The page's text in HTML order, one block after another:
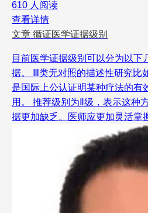
610 人阅读
查看详情
文章 循证医学证据级别
目前医学证据级别可以分为以下
据。 Ⅲ类无对照的描述性研究比
是国际上公认证明某种疗法的有
用。 推荐级别为Ⅱ级，表示这种
据更加缺乏。医师应更加灵活掌